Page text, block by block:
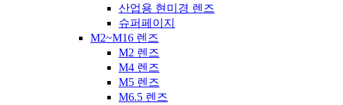
산업용 현미경 렌즈
슈퍼페이지
M2~M16 렌즈
M2 렌즈
M4 렌즈
M5 렌즈
M6.5 렌즈